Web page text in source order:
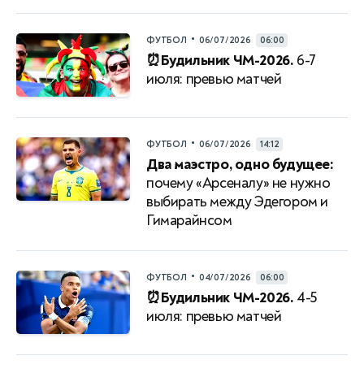
ФУТБОЛ • 06/07/2026 06:00
⏰Будильник ЧМ-2026. 6-7
июля: превью матчей
ФУТБОЛ • 06/07/2026 14:12
Два маэстро, одно будущее:
почему «Арсеналу» не нужно
выбирать между Эдегором и
Гимарайнсом
ФУТБОЛ • 04/07/2026 06:00
⏰Будильник ЧМ-2026. 4-5
июля: превью матчей